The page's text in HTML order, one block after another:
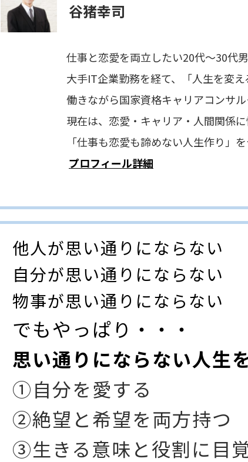
谷猪幸司
仕事と恋愛を両立したい20代〜30代男性
大手IT企業勤務を経て、「人生を変えるき
働きながら国家資格キャリアコンサルタン
現在は、恋愛・キャリア・人間関係に悩む
「仕事も恋愛も諦めない人生作り」をテ
プロフィール詳細
他人が思い通りにならない
自分が思い通りにならない
物事が思い通りにならない
でもやっぱり・・・
思い通りにならない人生
①自分を愛する
②絶望と希望を両方持つ
③生きる意味と役割に目